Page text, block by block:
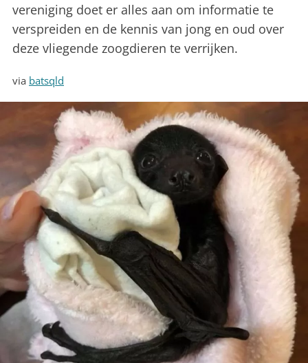
vereniging doet er alles aan om informatie te
verspreiden en de kennis van jong en oud over
deze vliegende zoogdieren te verrijken.
via batsqld